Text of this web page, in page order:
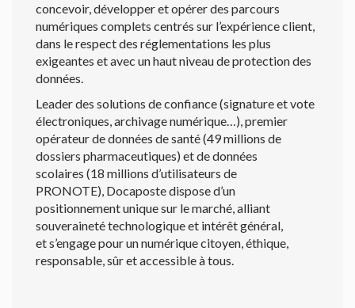
concevoir, développer et opérer des parcours
numériques complets centrés sur l’expérience client,
dans le respect des réglementations les plus
exigeantes et avec un haut niveau de protection des
données.
Leader des solutions de confiance (signature et vote
électroniques, archivage numérique…), premier
opérateur de données de santé (49 millions de
dossiers pharmaceutiques) et de données
scolaires (18 millions d’utilisateurs de
PRONOTE), Docaposte dispose d’un
positionnement unique sur le marché, alliant
souveraineté technologique et intérêt général,
et s’engage pour un numérique citoyen, éthique,
responsable, sûr et accessible à tous.